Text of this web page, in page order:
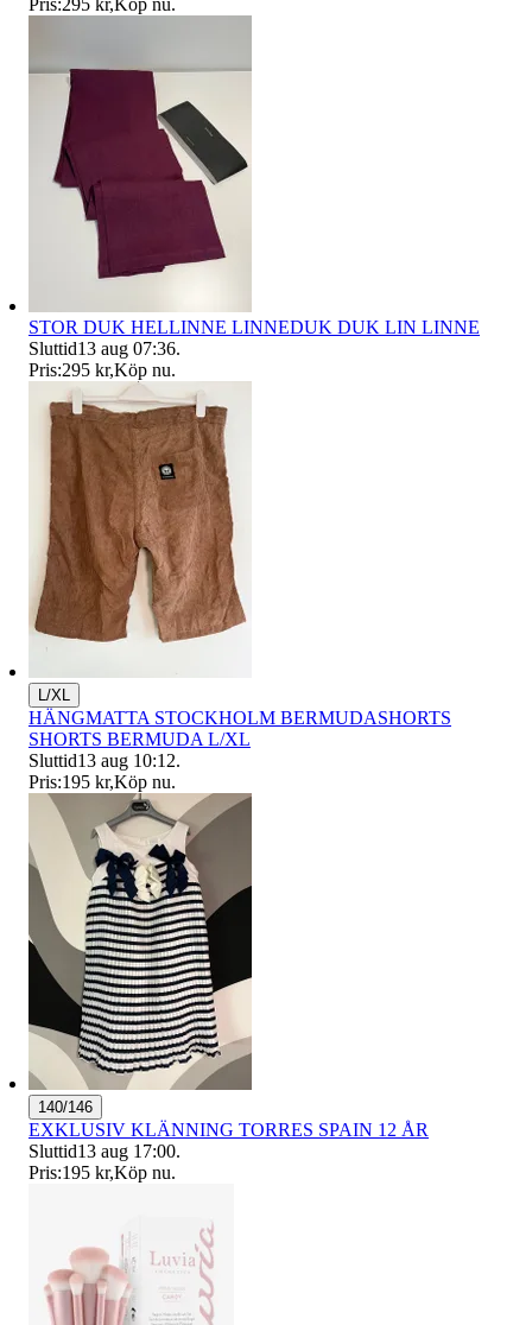
STOR DUK HELLINNE LINNEDUK DUK LIN LINNE
Sluttid13 aug 07:36.
Pris:295 kr,Köp nu.
L/XL
HÄNGMATTA STOCKHOLM BERMUDASHORTS
SHORTS BERMUDA L/XL
Sluttid13 aug 10:12.
Pris:195 kr,Köp nu.
140/146
EXKLUSIV KLÄNNING TORRES SPAIN 12 ÅR
Sluttid13 aug 17:00.
Pris:195 kr,Köp nu.